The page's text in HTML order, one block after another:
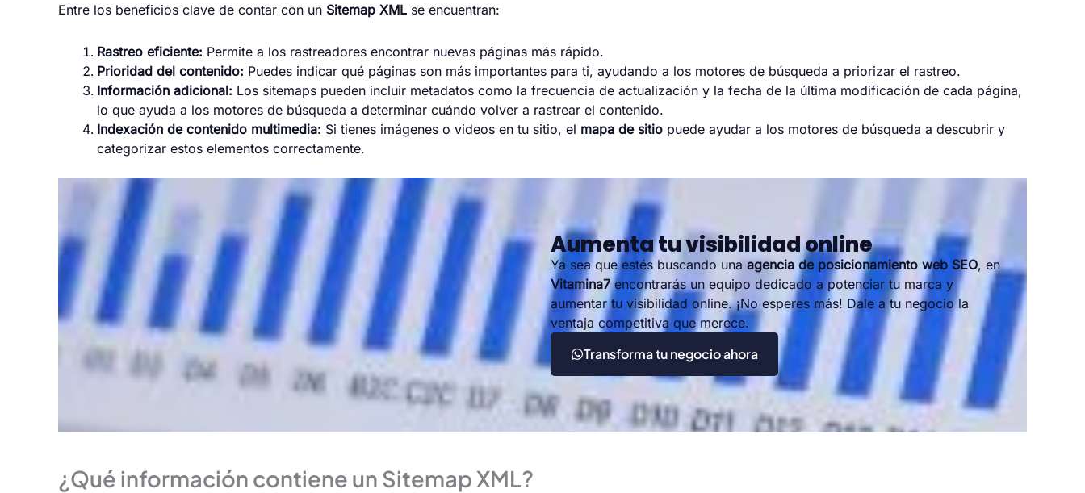
Entre los beneficios clave de contar con un Sitemap XML se encuentran:
Rastreo eficiente: Permite a los rastreadores encontrar nuevas páginas más rápido.
Prioridad del contenido: Puedes indicar qué páginas son más importantes para ti, ayudando a los motores de búsqueda a priorizar el rastreo.
Información adicional: Los sitemaps pueden incluir metadatos como la frecuencia de actualización y la fecha de la última modificación de cada página,
lo que ayuda a los motores de búsqueda a determinar cuándo volver a rastrear el contenido.
Indexación de contenido multimedia: Si tienes imágenes o videos en tu sitio, el mapa de sitio puede ayudar a los motores de búsqueda a descubrir y
categorizar estos elementos correctamente.
Aumenta tu visibilidad online
Ya sea que estés buscando una agencia de posicionamiento web SEO, en
Vitamina7encontrarás un equipo dedicado a potenciar tu marca y
aumentar tu visibilidad online. ¡No esperes más! Dale a tu negocio la
ventaja competitiva que merece.
Transforma tu negocio ahora
¿Qué información contiene un Sitemap XML?